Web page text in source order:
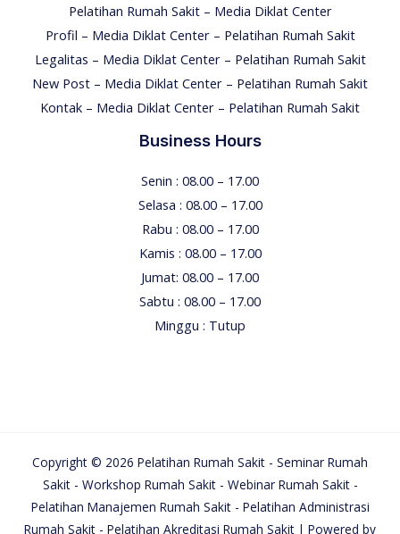
Pelatihan Rumah Sakit – Media Diklat Center
Profil – Media Diklat Center – Pelatihan Rumah Sakit
Legalitas – Media Diklat Center – Pelatihan Rumah Sakit
New Post – Media Diklat Center – Pelatihan Rumah Sakit
Kontak – Media Diklat Center – Pelatihan Rumah Sakit
Business Hours
Senin : 08.00 – 17.00
Selasa : 08.00 – 17.00
Rabu : 08.00 – 17.00
Kamis : 08.00 – 17.00
Jumat: 08.00 – 17.00
Sabtu : 08.00 – 17.00
Minggu : Tutup
Copyright © 2026 Pelatihan Rumah Sakit - Seminar Rumah
Sakit - Workshop Rumah Sakit - Webinar Rumah Sakit -
Pelatihan Manajemen Rumah Sakit - Pelatihan Administrasi
Rumah Sakit - Pelatihan Akreditasi Rumah Sakit | Powered by